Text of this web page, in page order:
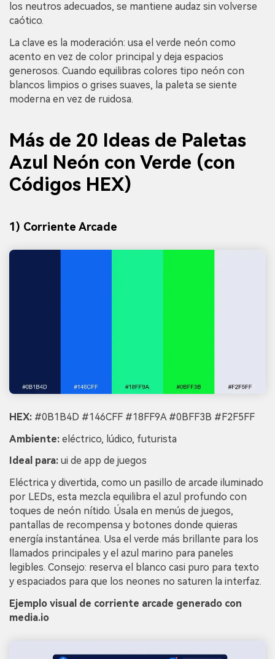
los neutros adecuados, se mantiene audaz sin volverse
caótico.
La clave es la moderación: usa el verde neón como
acento en vez de color principal y deja espacios
generosos. Cuando equilibras colores tipo neón con
blancos limpios o grises suaves, la paleta se siente
moderna en vez de ruidosa.
Más de 20 Ideas de Paletas
Azul Neón con Verde (con
Códigos HEX)
1) Corriente Arcade
HEX: #0B1B4D #146CFF #18FF9A #0BFF3B #F2F5FF
Ambiente: eléctrico, lúdico, futurista
Ideal para: ui de app de juegos
Eléctrica y divertida, como un pasillo de arcade iluminado
por LEDs, esta mezcla equilibra el azul profundo con
toques de neón nítido. Úsala en menús de juegos,
pantallas de recompensa y botones donde quieras
energía instantánea. Usa el verde más brillante para los
llamados principales y el azul marino para paneles
legibles. Consejo: reserva el blanco casi puro para texto
y espaciados para que los neones no saturen la interfaz.
Ejemplo visual de corriente arcade generado con
media.io